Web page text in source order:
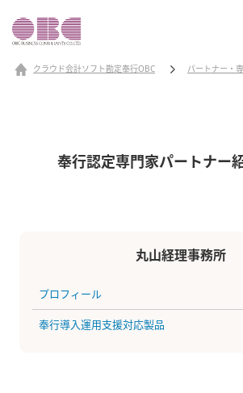
クラウド会計ソフト勘定奉行OBC パートナー・
奉行認定専門家パートナー
丸山経理事務所
プロフィール
奉行導入運用支援対応製品